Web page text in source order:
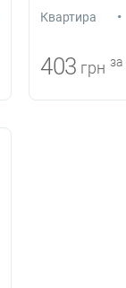
Квартира •
403 грн за